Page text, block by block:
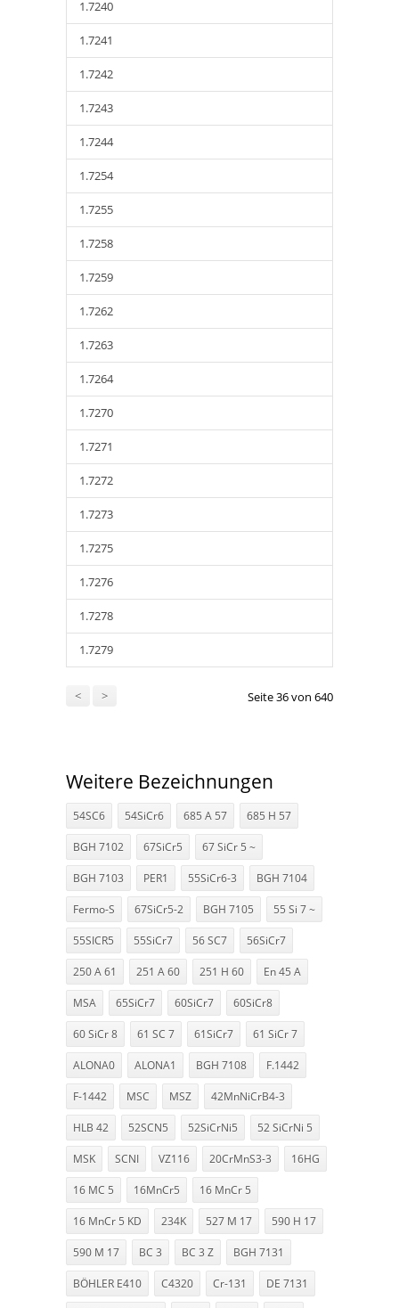
1.7240
1.7241
1.7242
1.7243
1.7244
1.7254
1.7255
1.7258
1.7259
1.7262
1.7263
1.7264
1.7270
1.7271
1.7272
1.7273
1.7275
1.7276
1.7278
1.7279
< > Seite 36 von 640
Weitere Bezeichnungen
54SC6 54SiCr6 685 A 57 685 H 57
BGH 7102 67SiCr5 67 SiCr 5 ~
BGH 7103 PER1 55SiCr6-3 BGH 7104
Fermo-S 67SiCr5-2 BGH 7105 55 Si 7 ~
55SICR5 55SiCr7 56 SC7 56SiCr7
250 A 61 251 A 60 251 H 60 En 45 A
MSA 65SiCr7 60SiCr7 60SiCr8
60 SiCr 8 61 SC 7 61SiCr7 61 SiCr 7
ALONA0 ALONA1 BGH 7108 F.1442
F-1442 MSC MSZ 42MnNiCrB4-3
HLB 42 52SCN5 52SiCrNi5 52 SiCrNi 5
MSK SCNI VZ116 20CrMnS3-3 16HG
16 MC 5 16MnCr5 16 MnCr 5
16 MnCr 5 KD 234K 527 M 17 590 H 17
590 M 17 BC 3 BC 3 Z BGH 7131
BÖHLER E410 C4320 Cr-131 DE 7131